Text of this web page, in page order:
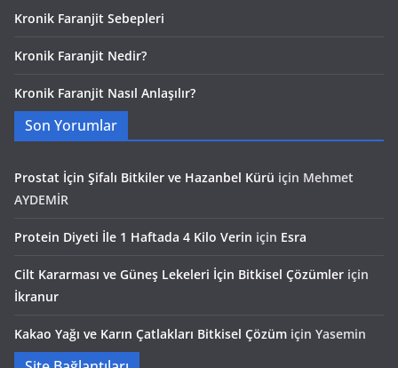
Kronik Faranjit Sebepleri
Kronik Faranjit Nedir?
Kronik Faranjit Nasıl Anlaşılır?
Son Yorumlar
Prostat İçin Şifalı Bitkiler ve Hazanbel Kürü için Mehmet
AYDEMİR
Protein Diyeti İle 1 Haftada 4 Kilo Verin için Esra
Cilt Kararması ve Güneş Lekeleri İçin Bitkisel Çözümler için
İkranur
Kakao Yağı ve Karın Çatlakları Bitkisel Çözüm için Yasemin